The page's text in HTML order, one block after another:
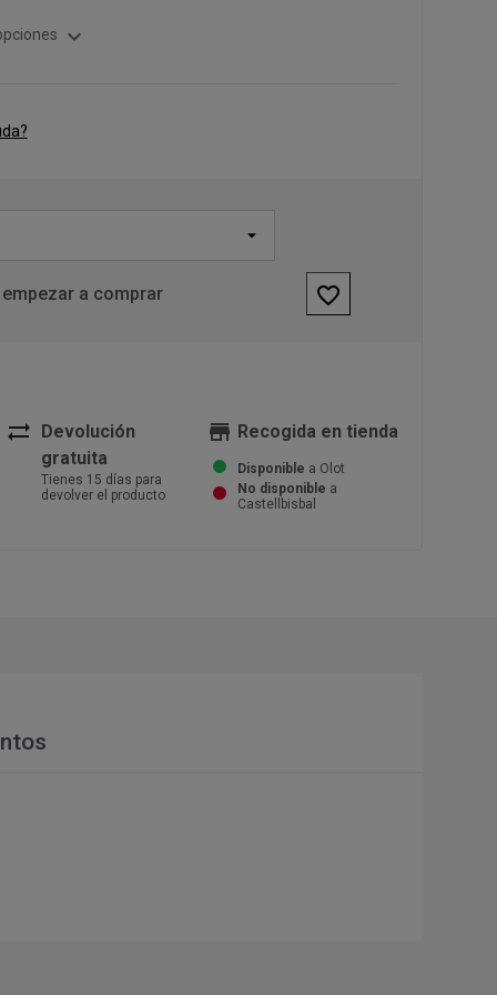
expand_more
a comprar favorite_border
sync_alt
Devolución
gratuita
Tienes 15 días para
devolver el producto
store Recogida en tienda
Disponible a Olot
No disponible a
Castellbisbal